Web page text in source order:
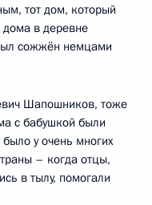
тот дом, который
дома в деревне
сожжён немцами
Шапошников, тоже
с бабушкой были
у очень многих
– когда отцы,
в тылу, помогали